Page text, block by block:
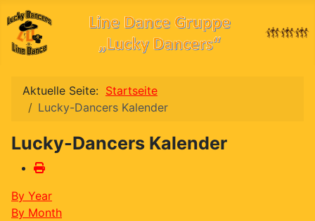
Aktuelle Seite: Startseite
Lucky-Dancers Kalender
Lucky-Dancers Kalender
By Year
By Month